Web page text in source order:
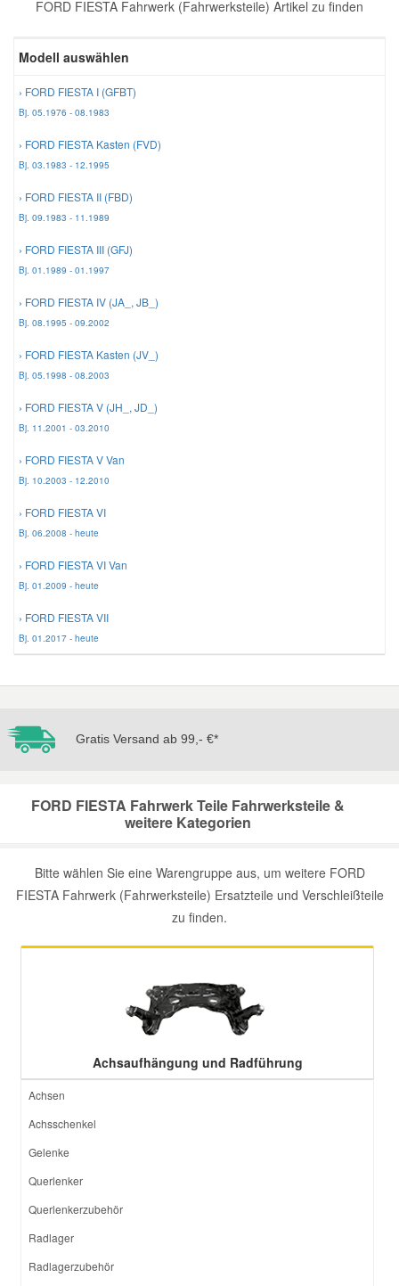
FORD FIESTA Fahrwerk (Fahrwerksteile) Artikel zu finden
Modell auswählen
› FORD FIESTA I (GFBT)
Bj. 05.1976 - 08.1983
› FORD FIESTA Kasten (FVD)
Bj. 03.1983 - 12.1995
› FORD FIESTA II (FBD)
Bj. 09.1983 - 11.1989
› FORD FIESTA III (GFJ)
Bj. 01.1989 - 01.1997
› FORD FIESTA IV (JA_, JB_)
Bj. 08.1995 - 09.2002
› FORD FIESTA Kasten (JV_)
Bj. 05.1998 - 08.2003
› FORD FIESTA V (JH_, JD_)
Bj. 11.2001 - 03.2010
› FORD FIESTA V Van
Bj. 10.2003 - 12.2010
› FORD FIESTA VI
Bj. 06.2008 - heute
› FORD FIESTA VI Van
Bj. 01.2009 - heute
› FORD FIESTA VII
Bj. 01.2017 - heute
Gratis Versand ab 99,- €*
FORD FIESTA Fahrwerk Teile Fahrwerksteile &
weitere Kategorien
Bitte wählen Sie eine Warengruppe aus, um weitere FORD
FIESTA Fahrwerk (Fahrwerksteile) Ersatzteile und Verschleißteile
zu finden.
Achsaufhängung und Radführung
Achsen
Achsschenkel
Gelenke
Querlenker
Querlenkerzubehör
Radlager
Radlagerzubehör
Zündanlage und Glühanlage
Mercedes Ersatzteile
Mini Ersatzteile
Mitsubishi Ersatzteile
Nissan Ersatzteile
Seat Ersatzteile
Suzuki Ersatzteile
Toyota Ersatzteile
Vauxhall Ersatzteile